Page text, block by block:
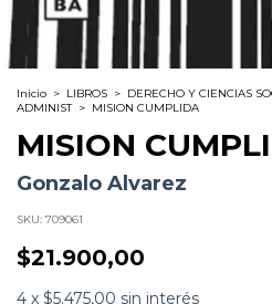
Inicio > LIBROS > DERECHO Y CIENCIAS
ADMINIST > MISION CUMPLIDA
MISION
Gonzalo Alvarez
SKU: 709061
$21.900,00
4 x $5.475,00 sin interés